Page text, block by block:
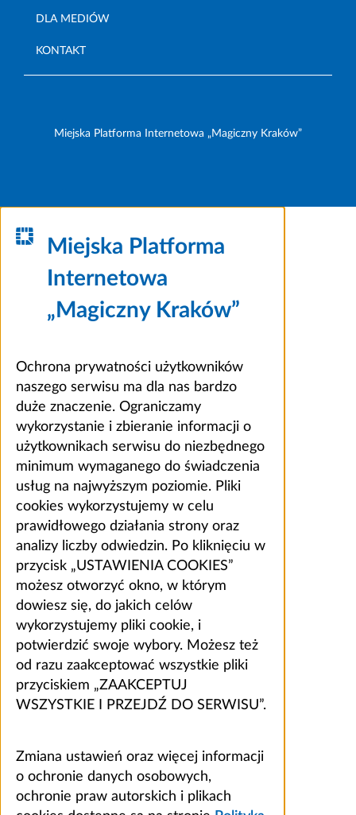
DLA MEDIÓW
KONTAKT
Miejska Platforma Internetowa „Magiczny Kraków”
Miejska Platforma
Internetowa
„Magiczny Kraków”
Ochrona prywatności użytkowników
naszego serwisu ma dla nas bardzo
duże znaczenie. Ograniczamy
wykorzystanie i zbieranie informacji o
użytkownikach serwisu do niezbędnego
minimum wymaganego do świadczenia
usług na najwyższym poziomie. Pliki
cookies wykorzystujemy w celu
prawidłowego działania strony oraz
analizy liczby odwiedzin. Po kliknięciu w
przycisk „USTAWIENIA COOKIES”
możesz otworzyć okno, w którym
dowiesz się, do jakich celów
wykorzystujemy pliki cookie, i
potwierdzić swoje wybory. Możesz też
od razu zaakceptować wszystkie pliki
przyciskiem „ZAAKCEPTUJ
WSZYSTKIE I PRZEJDŹ DO SERWISU”.
Zmiana ustawień oraz więcej informacji
o ochronie danych osobowych,
ochronie praw autorskich i plikach